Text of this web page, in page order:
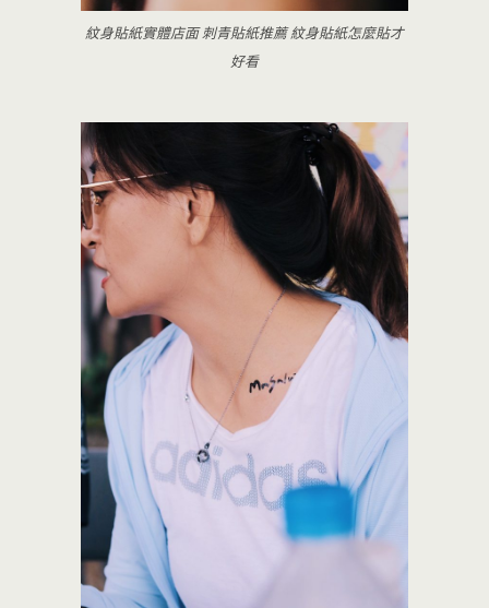
紋身貼紙實體店面 刺青貼紙推薦 紋身貼紙怎麼貼才
好看